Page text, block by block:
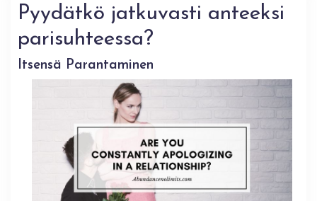
Pyydätkö jatkuvasti anteeksi
parisuhteessa?
Itsensä Parantaminen